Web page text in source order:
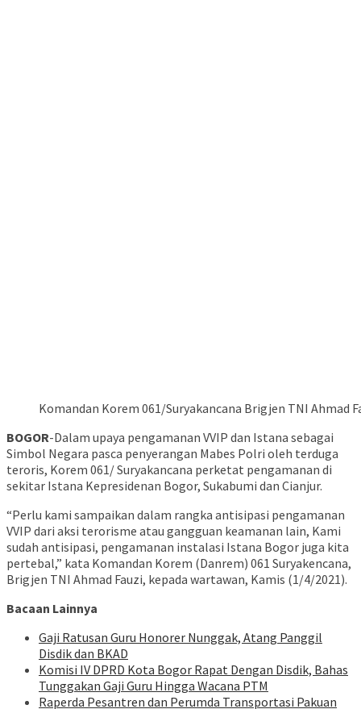
Komandan Korem 061/Suryakancana Brigjen TNI Ahmad
BOGOR-Dalam upaya pengamanan VVIP dan Istana sebagai
Simbol Negara pasca penyerangan Mabes Polri oleh terduga
teroris, Korem 061/ Suryakancana perketat pengamanan di
sekitar Istana Kepresidenan Bogor, Sukabumi dan Cianjur.
“Perlu kami sampaikan dalam rangka antisipasi pengamanan
VVIP dari aksi terorisme atau gangguan keamanan lain, Kami
sudah antisipasi, pengamanan instalasi Istana Bogor juga kita
pertebal,” kata Komandan Korem (Danrem) 061 Suryakencana,
Brigjen TNI Ahmad Fauzi, kepada wartawan, Kamis (1/4/2021).
Bacaan Lainnya
Gaji Ratusan Guru Honorer Nunggak, Atang Panggil
Disdik dan BKAD
Komisi IV DPRD Kota Bogor Rapat Dengan Disdik, Bahas
Tunggakan Gaji Guru Hingga Wacana PTM
Raperda Pesantren dan Perumda Transportasi Pakuan